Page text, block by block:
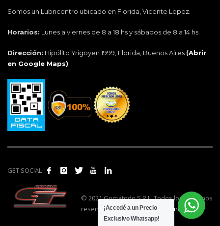
Somos un Lubricentro ubicado en Florida, Vicente Lopez.
Horarios: Lunes a viernes de 8 a 18 hs y sábados de 8 a 14 hs.
Dirección: Hipólito Yrigoyen 1999, Florida, Buenos Aires (Abrir
en Google Maps)
GET SOCIAL
© 2021 Gomatodo S.R.L. Todos los derechos
reservados. | Realizado por
cónclave.
¡Accedé a un Precio
Exclusivo Whatsapp!